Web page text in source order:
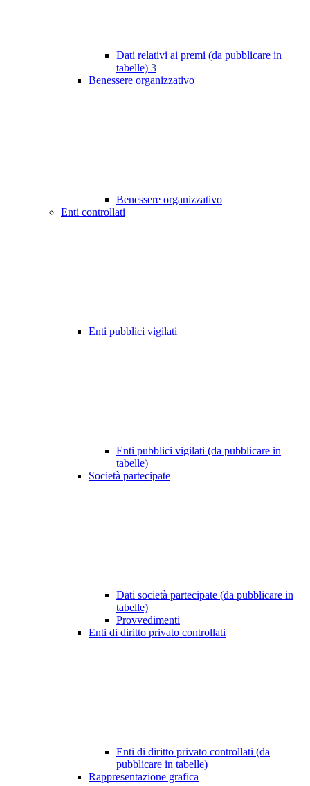
Dati relativi ai premi (da pubblicare in
tabelle) 3
Benessere organizzativo
Benessere organizzativo
Enti controllati
Enti pubblici vigilati
Enti pubblici vigilati (da pubblicare in
tabelle)
Società partecipate
Dati società partecipate (da pubblicare in
tabelle)
Provvedimenti
Enti di diritto privato controllati
Enti di diritto privato controllati (da
pubblicare in tabelle)
Rappresentazione grafica